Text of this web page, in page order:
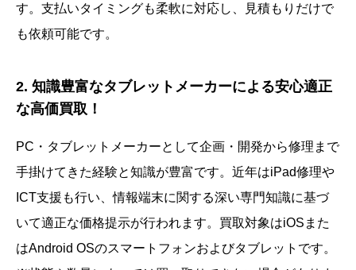
す。支払いタイミングも柔軟に対応し、見積もりだけで
も依頼可能です。
2. 知識豊富なタブレットメーカーによる安心適正
な高価買取！
PC・タブレットメーカーとして企画・開発から修理まで
手掛けてきた経験と知識が豊富です。近年はiPad修理や
ICT支援も行い、情報端末に関する深い専門知識に基づ
いて適正な価格提示が行われます。買取対象はiOSまた
はAndroid OSのスマートフォンおよびタブレットです。